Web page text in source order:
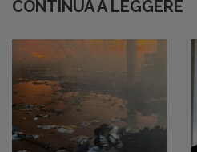
CONTINUA A LEGGERE